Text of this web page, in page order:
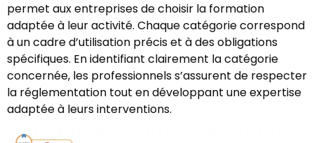
permet aux entreprises de choisir la formation
adaptée à leur activité. Chaque catégorie correspond
à un cadre d’utilisation précis et à des obligations
spécifiques. En identifiant clairement la catégorie
concernée, les professionnels s’assurent de respecter
la réglementation tout en développant une expertise
adaptée à leurs interventions.